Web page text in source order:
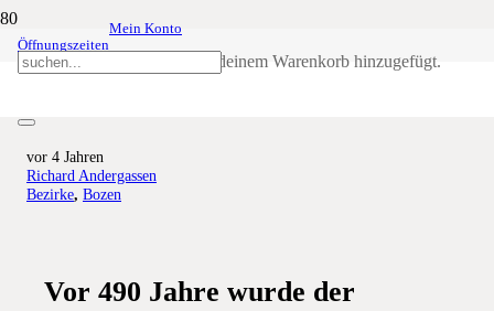
Öffnungszeiten
Mein Konto
wurde deinem Warenkorb hinzugefügt.
Michael-Gaismayr-Gedenkfeier in
vor 4 Jahren
Richard Andergassen
Bezirke, Bozen
Vor 490 Jahre wurde der